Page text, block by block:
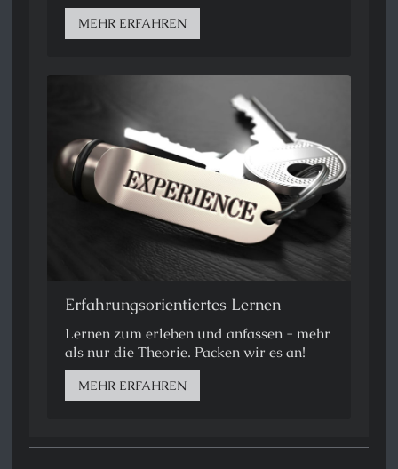
MEHR ERFAHREN
Erfahrungsorientiertes Lernen
Lernen zum erleben und anfassen - mehr
als nur die Theorie. Packen wir es an!
MEHR ERFAHREN